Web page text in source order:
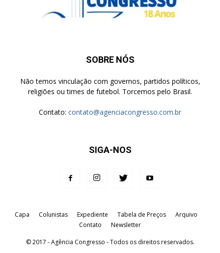
SOBRE NÓS
Não temos vinculação com governos, partidos políticos,
religiões ou times de futebol. Torcemos pelo Brasil.
Contato: contato@agenciacongresso.com.br
SIGA-NOS
Capa Colunistas Expediente Tabela de Preços
Arquivo
Contato
Newsletter
© 2017 - Agência Congresso - Todos os direitos reservados.